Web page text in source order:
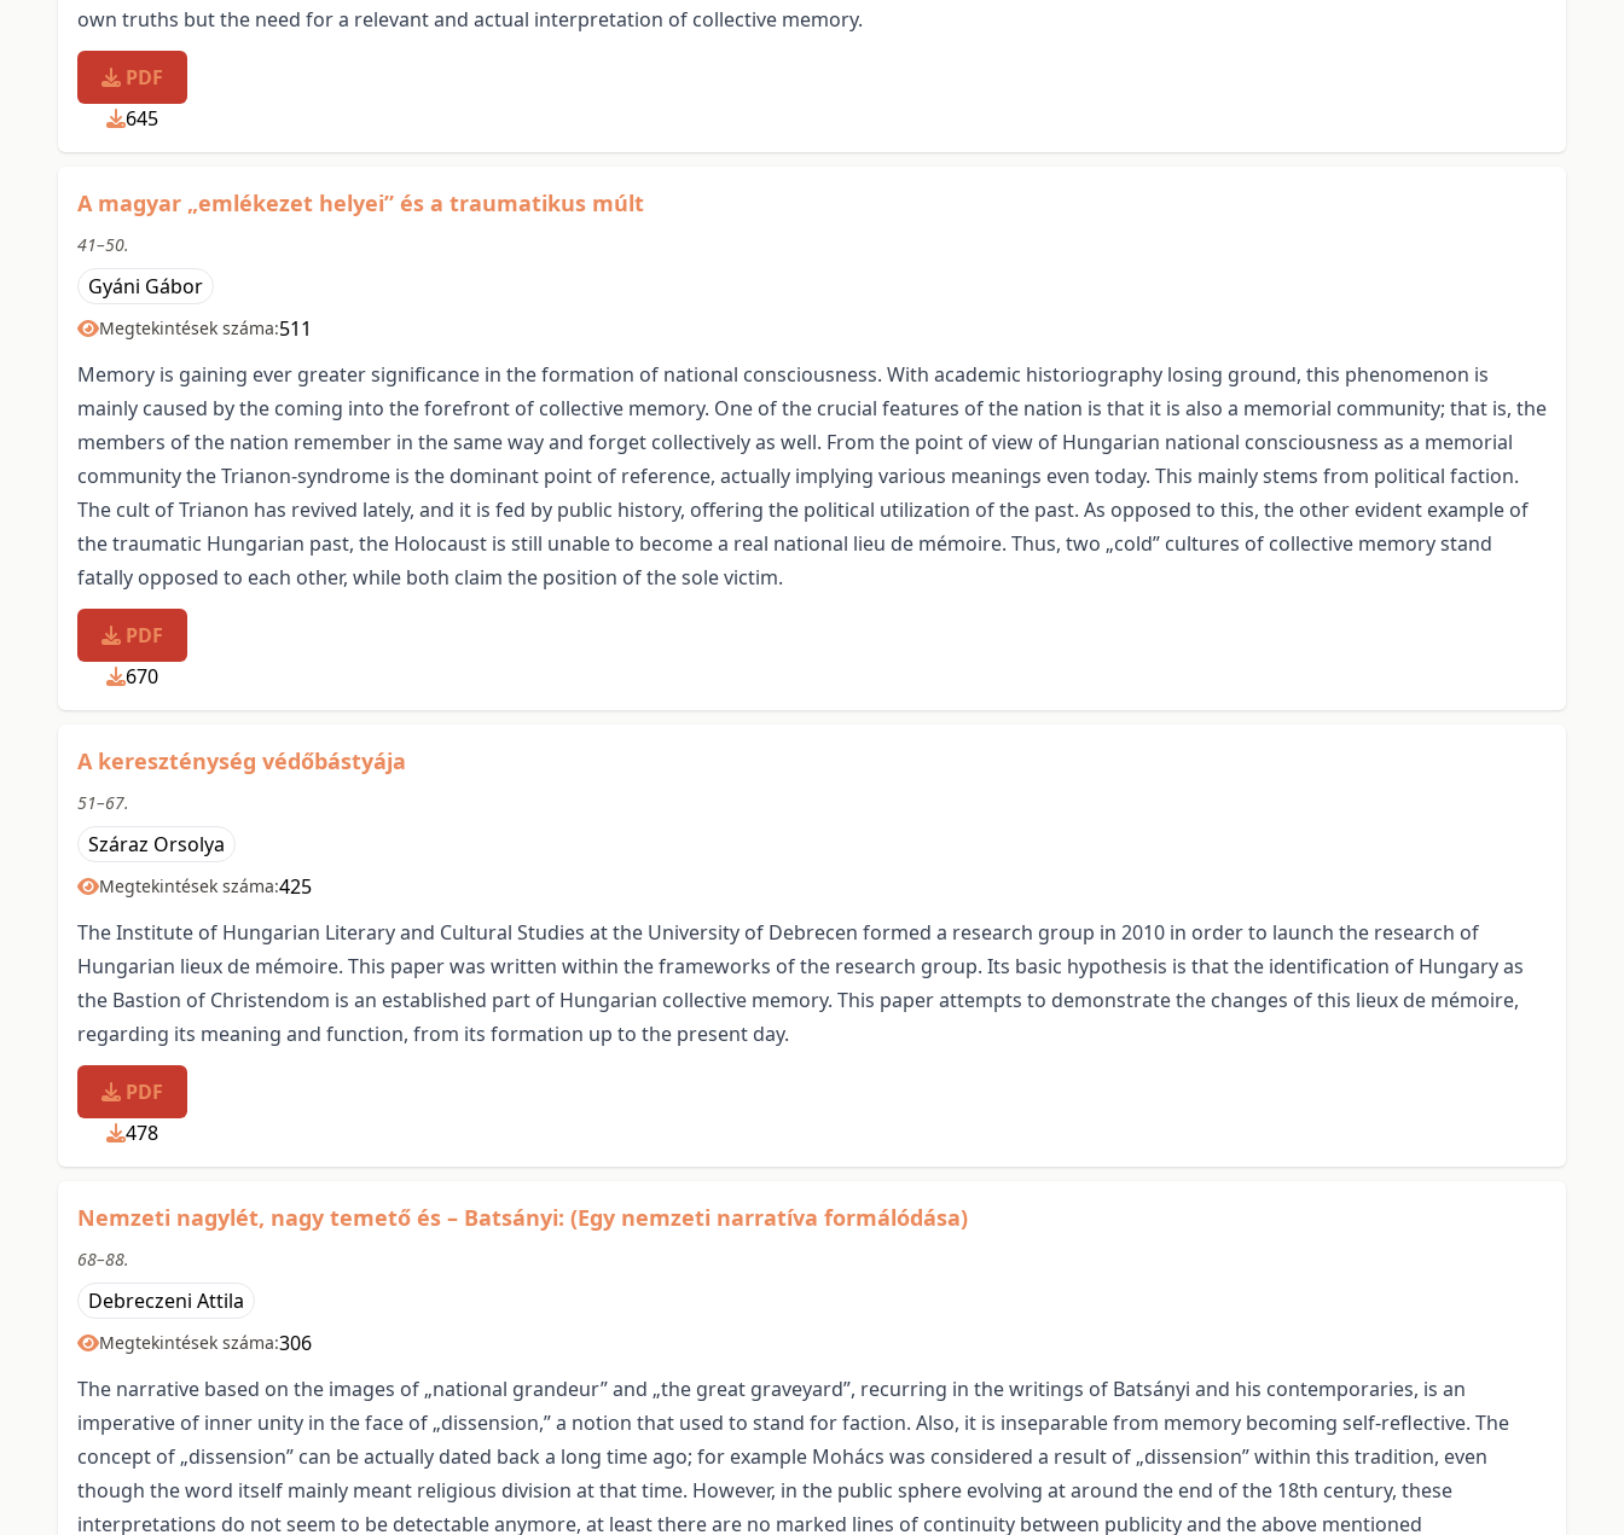
own truths but the need for a relevant and actual interpretation of collective memory.
PDF
645
A magyar „emlékezet helyei” és a traumatikus múlt
41–50.
Gyáni Gábor
Megtekintések száma:511
Memory is gaining ever greater significance in the formation of national consciousness. With academic historiography losing ground, this phenomenon is
mainly caused by the coming into the forefront of collective memory. One of the crucial features of the nation is that it is also a memorial community; that is, the
members of the nation remember in the same way and forget collectively as well. From the point of view of Hungarian national consciousness as a memorial
community the Trianon-syndrome is the dominant point of reference, actually implying various meanings even today. This mainly stems from political faction.
The cult of Trianon has revived lately, and it is fed by public history, offering the political utilization of the past. As opposed to this, the other evident example of
the traumatic Hungarian past, the Holocaust is still unable to become a real national lieu de mémoire. Thus, two „cold” cultures of collective memory stand
fatally opposed to each other, while both claim the position of the sole victim.
PDF
670
A kereszténység védőbástyája
51–67.
Száraz Orsolya
Megtekintések száma:425
The Institute of Hungarian Literary and Cultural Studies at the University of Debrecen formed a research group in 2010 in order to launch the research of
Hungarian lieux de mémoire. This paper was written within the frameworks of the research group. Its basic hypothesis is that the identification of Hungary as
the Bastion of Christendom is an established part of Hungarian collective memory. This paper attempts to demonstrate the changes of this lieux de mémoire,
regarding its meaning and function, from its formation up to the present day.
PDF
478
Nemzeti nagylét, nagy temető és – Batsányi: (Egy nemzeti narratíva formálódása)
68–88.
Debreczeni Attila
Megtekintések száma:306
The narrative based on the images of „national grandeur” and „the great graveyard”, recurring in the writings of Batsányi and his contemporaries, is an
imperative of inner unity in the face of „dissension,” a notion that used to stand for faction. Also, it is inseparable from memory becoming self-reflective. The
concept of „dissension” can be actually dated back a long time ago; for example Mohács was considered a result of „dissension” within this tradition, even
though the word itself mainly meant religious division at that time. However, in the public sphere evolving at around the end of the 18th century, these
interpretations do not seem to be detectable anymore, at least there are no marked lines of continuity between publicity and the above mentioned